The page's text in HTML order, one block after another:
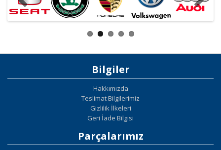
Bilgiler
Hakkımızda
Teslimat Bilgilerimiz
Gizlilik İlkeleri
Geri İade Bilgisi
Parçalarımız